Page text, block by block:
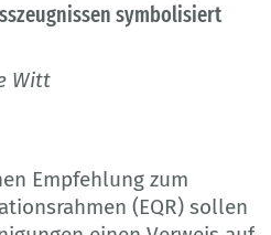
symbolisiert
Witt
Empfehlung zum
(EQR) sollen